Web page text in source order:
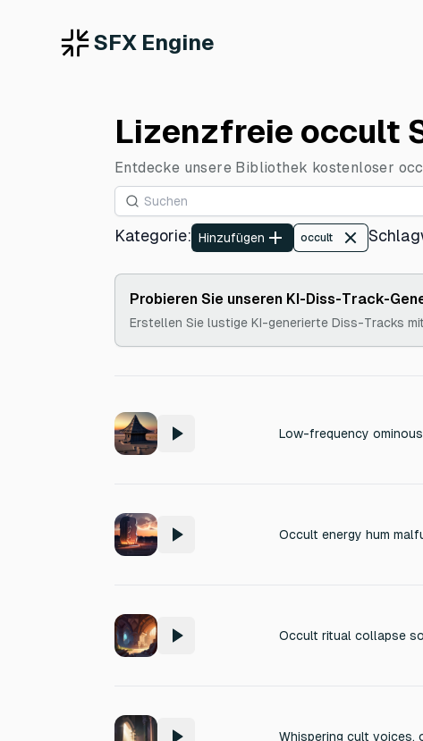
SFX Engine
Lizenzfreie occult
Entdecke unsere Bibliothek kostenloser
Kategorie: Hinzufügen occult
Probieren Sie unseren KI-Diss-Track-
Erstellen Sie lustige KI-generierte Diss-Tracks